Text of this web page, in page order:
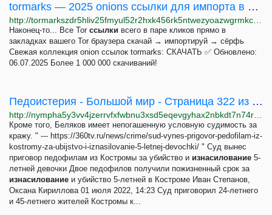
tormarks — 2025 onions ссылки для импорта в Tor браузер!
Наконец-то... Все Tor ссылки всего в паре кликов прямо в
закладках вашего Tor браузера скачай → импортируй → сёрфь
Свежая коллекция onion ссылок tormarks: СКАЧАТЬ ✅ Обновлено:
06.07.2025 Более 1 000 000 скачиваний!
Педоистерия - Большой мир - Страница 322 из 444 - Нимфетомания
Кроме того, Беляков имеет непогашенную условную судимость за
кражу. " --- https://360tv.ru/news/crime/sud-vynes-prigovor-pedofilam-iz-
kostromy-za-ubijstvo-i-iznasilovanie-5-letnej-devochki/ " Суд вынес
приговор педофилам из Костромы за убийство и изнасилование 5-
летней девочки Двое педофилов получили пожизненный срок за
изнасилование и убийство 5-летней в Костроме Иван Степанов,
Оксана Кириллова 01 июля 2022, 14:23 Суд приговорил 24-летнего
и 45-летнего жителей Костромы к...